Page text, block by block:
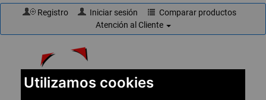
Utilizamos cookies
Registro Iniciar sesión
Comparar productos
Atención al Cliente